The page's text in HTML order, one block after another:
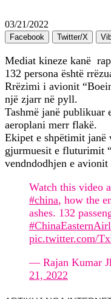
03/21/2022
Facebook Twitter/X
Mediat kineze kanë
132 persona është
Rrëzimi i avionit
një zjarr në pyll.
Tashmë janë publikuar
aeroplani merr flakë.
Ekipet e shpëtimit janë
gjurmuesit e fluturimit
vendndodhjen e avionit
Watch this video
#china, how the
ashes. 132
pic.twitter.com/
— Rajan Kumar
21, 2022